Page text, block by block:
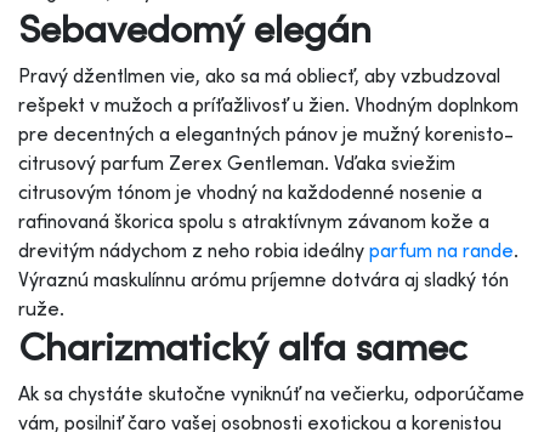
Sebavedomý elegán
Pravý džentlmen vie, ako sa má obliecť, aby vzbudzoval
rešpekt v mužoch a príťažlivosť u žien. Vhodným doplnkom
pre decentných a elegantných pánov je mužný korenisto-
citrusový parfum Zerex Gentleman. Vďaka sviežim
citrusovým tónom je vhodný na každodenné nosenie a
rafinovaná škorica spolu s atraktívnym závanom kože a
drevitým nádychom z neho robia ideálny parfum na rande.
Výraznú maskulínnu arómu príjemne dotvára aj sladký tón
ruže.
Charizmatický alfa samec
Ak sa chystáte skutočne vyniknúť na večierku, odporúčame
vám, posilniť čaro vašej osobnosti exotickou a korenistou